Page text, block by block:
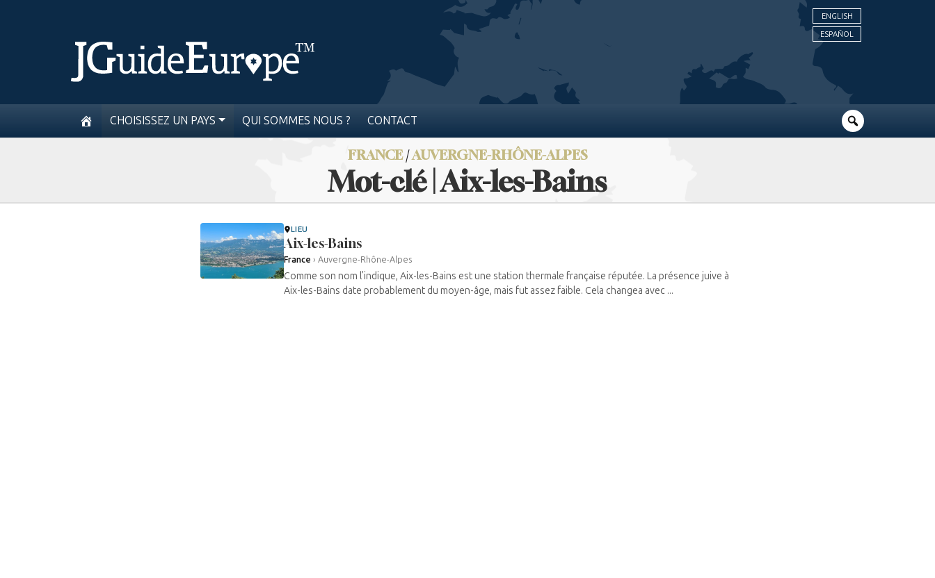
ENGLISH
ESPAÑOL
CHOISISSEZ UN PAYS QUI SOMMES NOUS ? CONTACT
FRANCE/AUVERGNE-RHÔNE-ALPES
Mot-clé | Aix-les-Bains
LIEU
Aix-les-Bains
France › Auvergne-Rhône-Alpes
Comme son nom l’indique, Aix-les-Bains est une station thermale française réputée. La présence juive à
Aix-les-Bains date probablement du moyen-âge, mais fut assez faible. Cela changea avec ...